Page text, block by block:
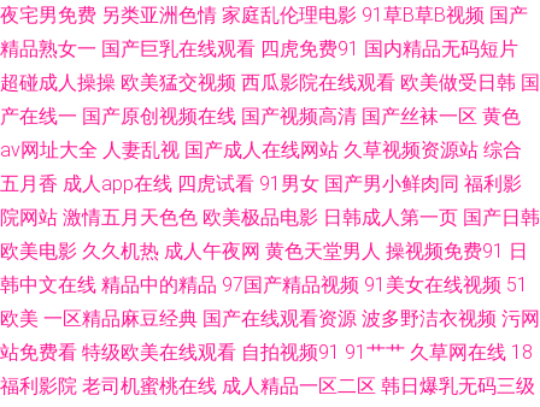
洲数字 中文字幕自拍一区 91网页破解免费入口 久久精美视频 午夜成人三区
入口 欧美黄色成人日韩 91福利导 成人午夜无码免费福利 美女很黄免费 五月
天停停影院 91另类稀缺国产真实 黑料网站成人蜜桃 先锋无码中文 91色色小
视频 91污秽网站 伦理精品 91cn路com www91线路一 91在线视频视频 91看
双飞片 69性爱小视频 无码第6页 亚洲私人网熟女91 国产二区免费 91视屏免
夜宅男免费 另类亚洲色情 家庭乱伦理电影 91草B草B视频 国产
精品熟女一 国产巨乳在线观看 四虎免费91 国内精品无码短片
超碰成人操操 欧美猛交视频 西瓜影院在线观看 欧美做受日韩 国
产在线一 国产原创视频在线 国产视频高清 国产丝袜一区 黄色
av网址大全 人妻乱视 国产成人在线网站 久草视频资源站 综合
五月香 成人app在线 四虎试看 91男女 国产男小鲜肉同 福利影
院网站 激情五月天色色 欧美极品电影 日韩成人第一页 国产日韩
欧美电影 久久机热 成人午夜网 黄色天堂男人 操视频免费91 日
韩中文在线 精品中的精品 97国产精品视频 91美女在线视频 51
欧美 一区精品麻豆经典 国产在线观看资源 波多野洁衣视频 污网
站免费看 特级欧美在线观看 自拍视频91 91艹艹 久草网在线 18
福利影院 老司机蜜桃在线 成人精品一区二区 韩日爆乳无码三级